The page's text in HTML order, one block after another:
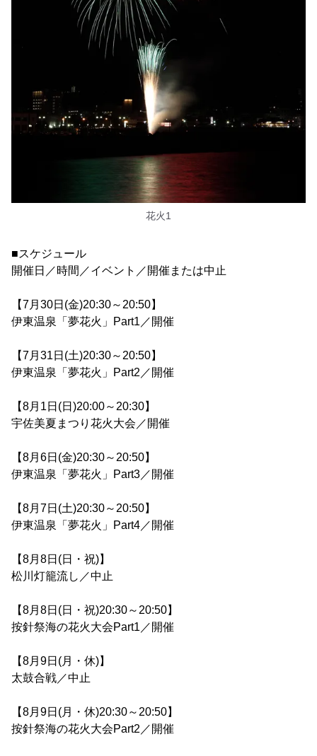
花火1
■スケジュール
開催日／時間／イベント／開催または中止
【7月30日(金)20:30～20:50】
伊東温泉「夢花火」Part1／開催
【7月31日(土)20:30～20:50】
伊東温泉「夢花火」Part2／開催
【8月1日(日)20:00～20:30】
宇佐美夏まつり花火大会／開催
【8月6日(金)20:30～20:50】
伊東温泉「夢花火」Part3／開催
【8月7日(土)20:30～20:50】
伊東温泉「夢花火」Part4／開催
【8月8日(日・祝)】
松川灯籠流し／中止
【8月8日(日・祝)20:30～20:50】
按針祭海の花火大会Part1／開催
【8月9日(月・休)】
太鼓合戦／中止
【8月9日(月・休)20:30～20:50】
按針祭海の花火大会Part2／開催